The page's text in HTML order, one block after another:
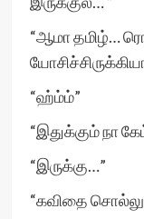
“ஆமா தமிழ்…
“ஹ்ம்ம்”
“இதுக்கும் நா
“இருக்கு…”
“கவிதை